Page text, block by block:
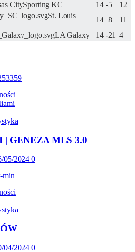
Sporting KC 14 -5
12
St. Louis
14 -8
11
LA Galaxy 14 -21 4
GENEZA MLS 3.0
05/2024 0
04/2024 0